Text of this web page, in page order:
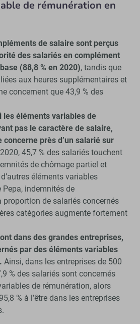
de rémunération en
de salaire sont perçus
des salariés en complément
(88,8 % en 2020), tandis que
aux heures supplémentaires et
concernent que 43,9 % des
les éléments variables de
pas le caractère de salaire,
concerne près d’un salarié sur
45,7 % des salariés touchent
de chômage partiel et
éléments variables
indemnités de
de salariés concernés
catégories augmente fortement
dans des grandes entreprises,
par des éléments variables
Ainsi, dans les entreprises de 500
% des salariés sont concernés
de rémunération, alors
% à l’être dans les entreprises